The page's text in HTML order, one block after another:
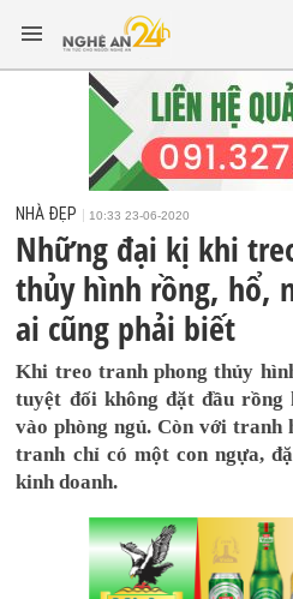
NHÀ ĐẸP 10:33 23-06-2020
Những đại kị khi
thủy hình rồng, hổ,
ai cũng phải biết
Khi treo tranh phong thủy
tuyệt đối không đặt đầu rồng
vào phòng ngủ. Còn với tranh
tranh chỉ có một con ngựa,
kinh doanh.